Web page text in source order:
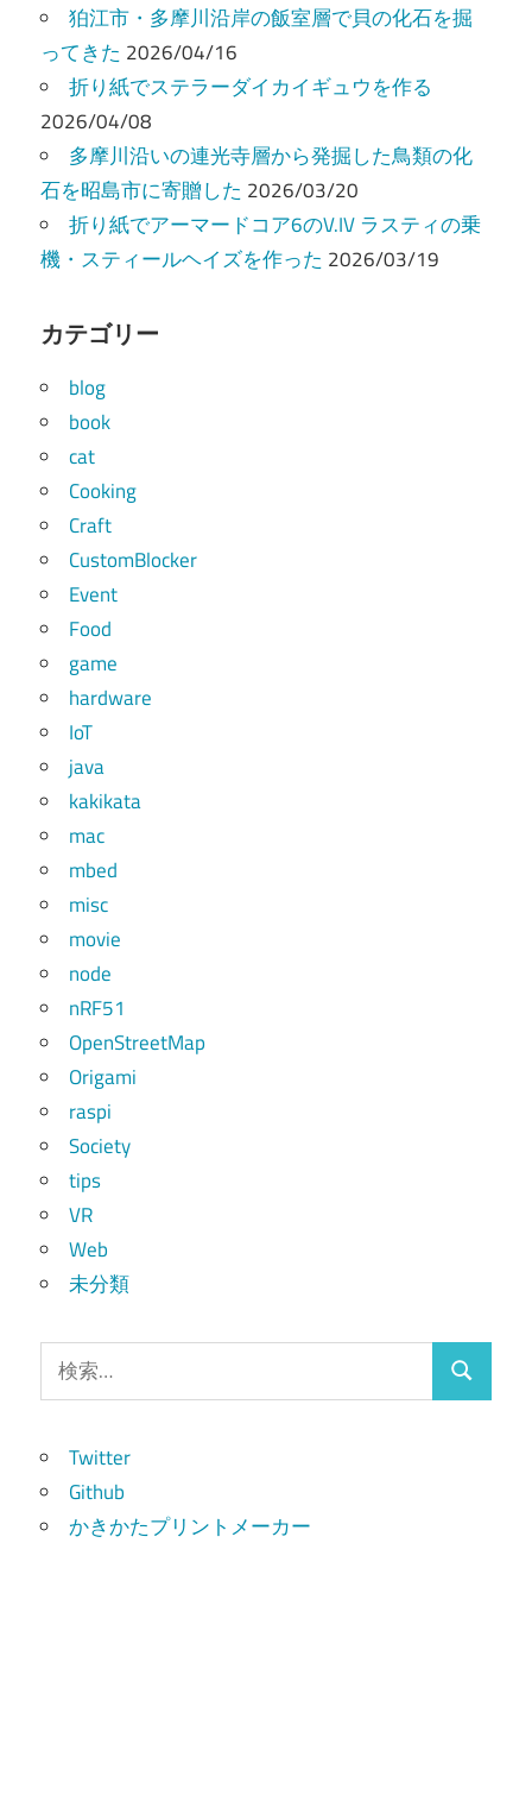
狛江市・多摩川沿岸の飯室層で貝の化石を掘
ってきた 2026/04/16
折り紙でステラーダイカイギュウを作る
2026/04/08
多摩川沿いの連光寺層から発掘した鳥類の化
石を昭島市に寄贈した 2026/03/20
折り紙でアーマードコア6のV.IV ラスティの乗
機・スティールヘイズを作った 2026/03/19
カテゴリー
blog
book
cat
Cooking
Craft
CustomBlocker
Event
Food
game
hardware
IoT
java
kakikata
mac
mbed
misc
movie
node
nRF51
OpenStreetMap
Origami
raspi
Society
tips
VR
Web
未分類
索:
検
Twitter
Github
かきかたプリントメーカー